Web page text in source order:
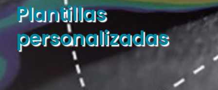
Plantillas
personalizadas